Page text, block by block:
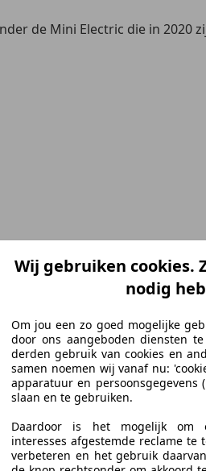
de Mini Electric die in 2020
Wij gebruiken cookies.
nodig
Om jou een zo goed mogelijke
door ons aangeboden diensten
derden gebruik van cookies en
samen noemen wij vanaf nu:
apparatuur en persoonsgegevens
slaan en te gebruiken.
Daardoor is het mogelijk om
interesses afgestemde reclame te
verbeteren en het gebruik